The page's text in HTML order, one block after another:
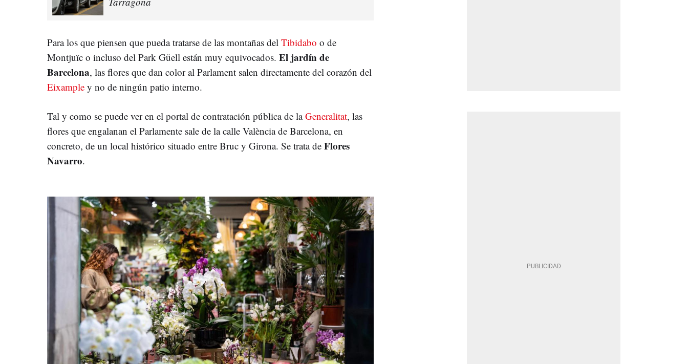
Para los que piensen que pueda tratarse de las montañas del Tibidabo o de
Montjuïc o incluso del Park Güell están muy equivocados. El jardín de
Barcelona, las flores que dan color al Parlament salen directamente del corazón del
Eixample y no de ningún patio interno.
Tal y como se puede ver en el portal de contratación pública de laGeneralitat, las
flores que engalanan el Parlamente sale de la calle València de Barcelona, en
concreto, de un local histórico situado entre Bruc y Girona. Se trata de Flores
Navarro.